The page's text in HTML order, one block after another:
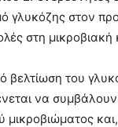
γλυκόζης στον
στη μικροβιακή
του
να